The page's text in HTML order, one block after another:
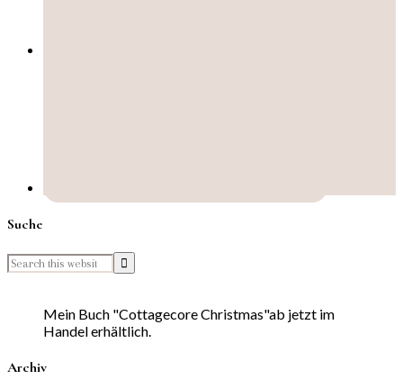
Suche
Mein Buch "Cottagecore Christmas"ab jetzt im
Handel erhältlich.
Archiv